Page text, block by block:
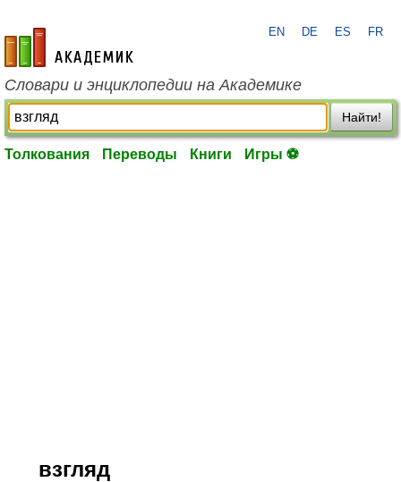
academic.ru
EN DE ES FR
Словари и энциклопедии на Академике
Найти!
Толкования Переводы Книги Игры ⚽
взгляд